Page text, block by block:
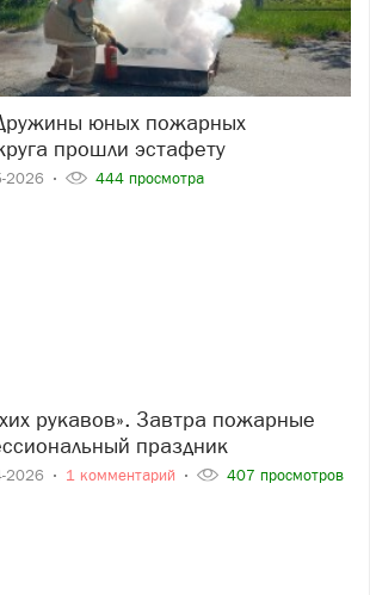
прошли эстафету
2026 444 просмотра
праздник
2026 1 комментарий 407 просмотров